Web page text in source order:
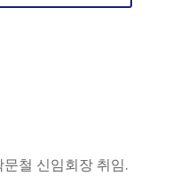
철 신임회장 취임.